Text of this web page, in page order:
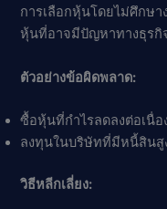
การเลือกหุ้นโดยไม่ศึกษ
หุ้นที่อาจมีปัญหาทางธุรกิ
ตัวอย่างข้อผิดพลาด:
ซื้อหุ้นที่กำไรลดลงต่อเนื่อ
ลงทุนในบริษัทที่มีหนี้สินสู
วิธีหลีกเลี่ยง: